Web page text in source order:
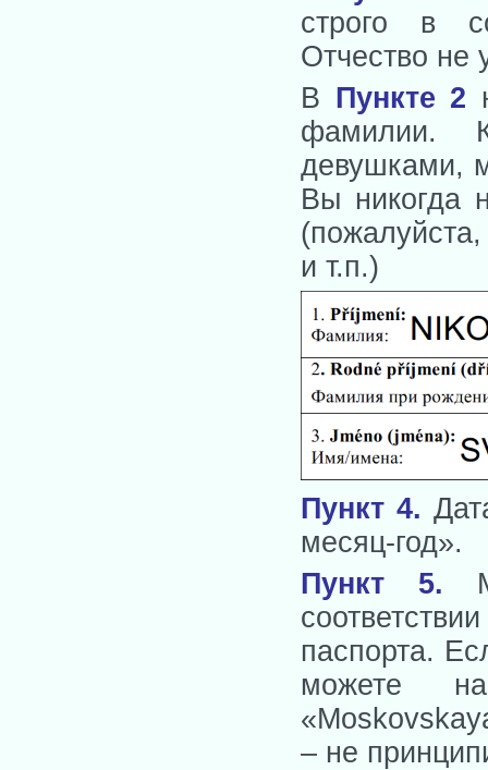
строго в
Отчество не
В Пункте 2
фамилии.
девушками,
Вы никогда
и т.п.)
Пункт 4.
месяц-год».
Пункт 5.
паспорта.
можете
– не